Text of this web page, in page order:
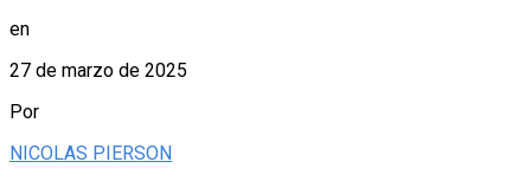
en
27 de marzo de 2025
Por
NICOLAS PIERSON